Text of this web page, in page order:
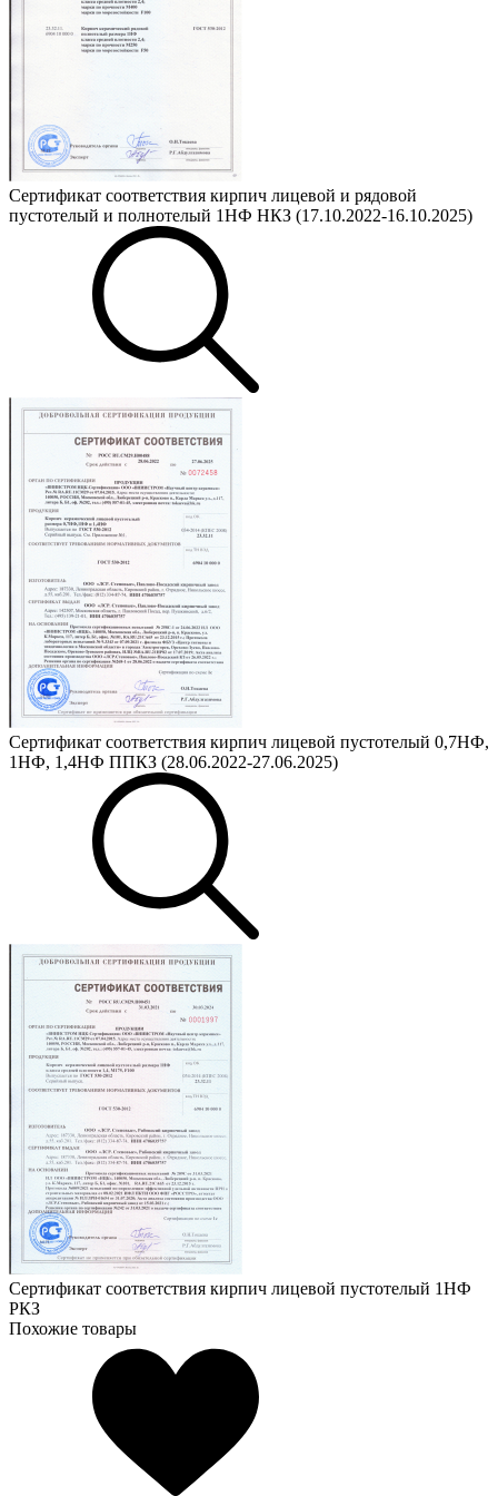
Сертификат соответствия кирпич лицевой и рядовой
пустотелый и полнотелый 1НФ НКЗ (17.10.2022-16.10.2025)
Сертификат соответствия кирпич лицевой пустотелый 0,7НФ,
1НФ, 1,4НФ ППКЗ (28.06.2022-27.06.2025)
Сертификат соответствия кирпич лицевой пустотелый 1НФ
РКЗ
Похожие товары